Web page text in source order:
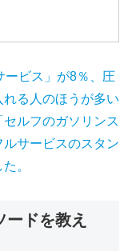
ービス」が8％、圧
る人のほうが多い
ルフのガソリンス
サービスのスタン
。
ードを教え